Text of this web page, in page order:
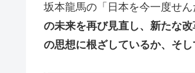
坂本龍馬の「日本を今一度せ
の未来を再び見直し、新たな
の思想に根ざしているか、そ